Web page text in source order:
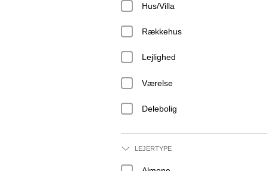
Hus/Villa
Rækkehus
Lejlighed
Værelse
Delebolig
LEJERTYPE